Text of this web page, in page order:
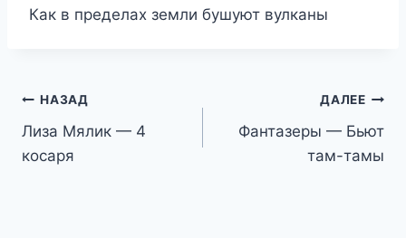
Как в пределах земли бушуют вулканы
Навигация
по
НАЗАД
Лиза Мялик — 4
косаря
ДАЛЕЕ
Фантазеры — Бьют
там-тамы